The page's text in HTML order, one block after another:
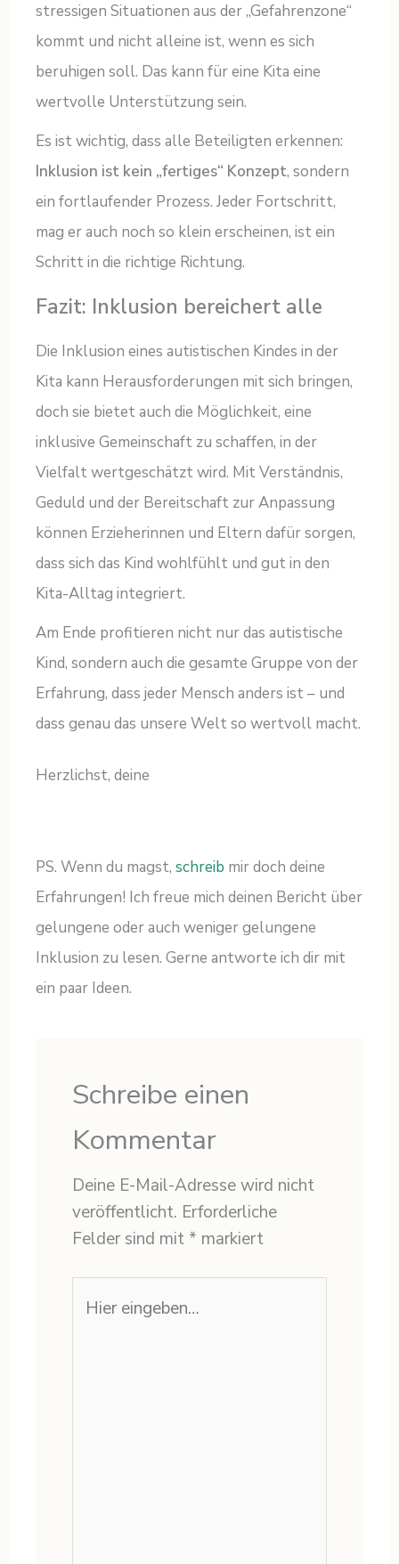
stressigen Situationen aus der „Gefahrenzone“
kommt und nicht alleine ist, wenn es sich
beruhigen soll. Das kann für eine Kita eine
wertvolle Unterstützung sein.
Es ist wichtig, dass alle Beteiligten erkennen:
Inklusion ist kein „fertiges“ Konzept, sondern
ein fortlaufender Prozess. Jeder Fortschritt,
mag er auch noch so klein erscheinen, ist ein
Schritt in die richtige Richtung.
Fazit: Inklusion bereichert alle
Die Inklusion eines autistischen Kindes in der
Kita kann Herausforderungen mit sich bringen,
doch sie bietet auch die Möglichkeit, eine
inklusive Gemeinschaft zu schaffen, in der
Vielfalt wertgeschätzt wird. Mit Verständnis,
Geduld und der Bereitschaft zur Anpassung
können Erzieherinnen und Eltern dafür sorgen,
dass sich das Kind wohlfühlt und gut in den
Kita-Alltag integriert.
Am Ende profitieren nicht nur das autistische
Kind, sondern auch die gesamte Gruppe von der
Erfahrung, dass jeder Mensch anders ist – und
dass genau das unsere Welt so wertvoll macht.
Herzlichst, deine
PS. Wenn du magst,schreib mir doch deine
Erfahrungen! Ich freue mich deinen Bericht über
gelungene oder auch weniger gelungene
Inklusion zu lesen. Gerne antworte ich dir mit
ein paar Ideen.
Schreibe einen
Kommentar
Deine E-Mail-Adresse wird nicht
veröffentlicht. Erforderliche
Felder sind mit * markiert
eingeben…